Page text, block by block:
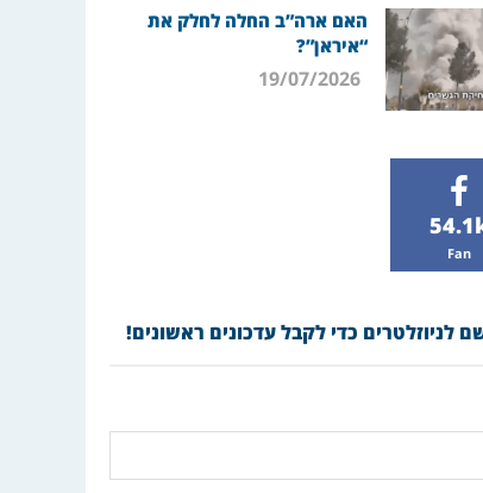
האם ארה”ב החלה לחלק את
“איראן”?
19/07/2026
Fan
לניוזלטרים כדי לקבל עדכונים ראשונים!